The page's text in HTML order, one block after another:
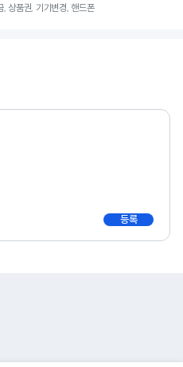
, 상품권, 기기변경, 핸드폰
등록